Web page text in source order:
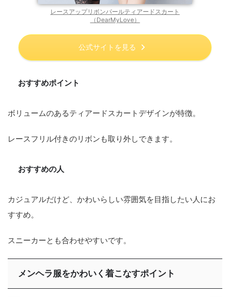
レースアップリボンパールティアードスカート
（DearMyLove）
公式サイトを見る
おすすめポイント
ボリュームのあるティアードスカートデザインが特徴。
レースフリル付きのリボンも取り外しできます。
おすすめの人
カジュアルだけど、かわいらしい雰囲気を目指したい人にお
すすめ。
スニーカーとも合わせやすいです。
メンヘラ服をかわいく着こなすポイント